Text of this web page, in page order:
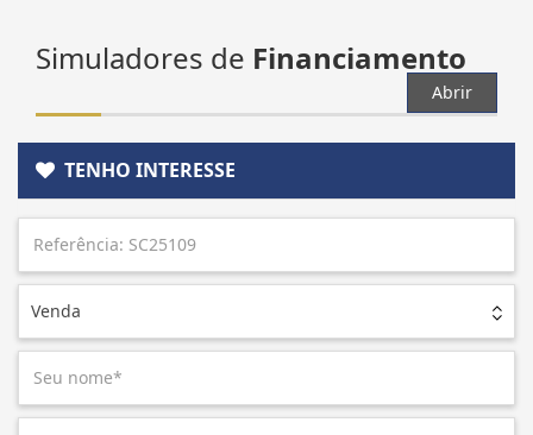
Simuladores de Financiamento
Abrir
TENHO INTERESSE
Venda